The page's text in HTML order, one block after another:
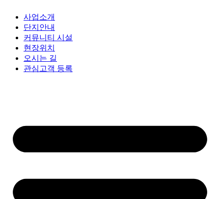
사업소개
단지안내
커뮤니티 시설
현장위치
오시는 길
관심고객 등록